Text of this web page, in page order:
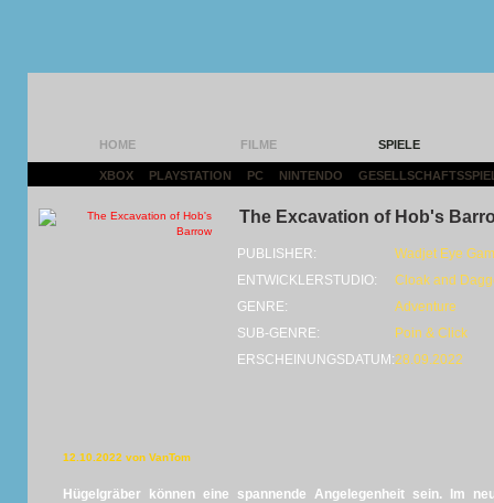
HOME FILME SPIELE
XBOX PLAYSTATION PC NINTENDO
The Excavation of Hob's
PUBLISHER:
Wadjet Eye
ENTWICKLERSTUDIO:
Cloak and
GENRE:
Adventure
SUB-GENRE:
Poin & Click
ERSCHEINUNGSDATUM:28.09.2022
12.10.2022 von VanTom
Hügelgräber können eine spannende Angelegenheit sein. Im